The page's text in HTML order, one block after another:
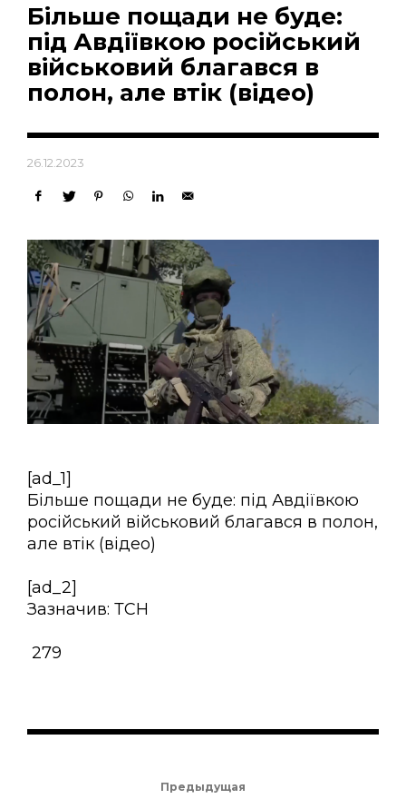
Більше пощади не буде:
під Авдіївкою російський
військовий благався в
полон, але втік (відео)
26.12.2023
[ad_1]
Більше пощади не буде: під Авдіївкою
російський військовий благався в полон,
але втік (відео)
[ad_2]
Зазначив: ТСН
279
Предыдущая